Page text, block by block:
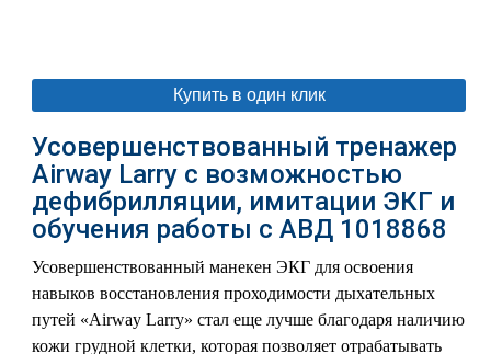
Купить в один клик
Усовершенствованный тренажер
Airway Larry с возможностью
дефибрилляции, имитации ЭКГ и
обучения работы с АВД 1018868
Усовершенствованный манекен ЭКГ для освоения
навыков восстановления проходимости дыхательных
путей «Airway Larry» стал еще лучше благодаря наличию
кожи грудной клетки, которая позволяет отрабатывать